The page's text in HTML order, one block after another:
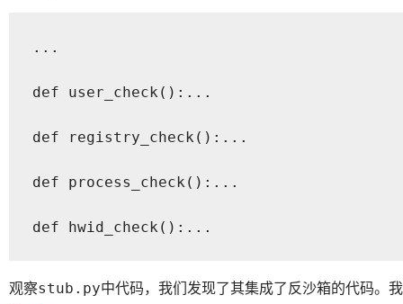
...
def user_check():...
def registry_check():...
def process_check():...
def hwid_check():...
观察stub.py中代码，我们发现了其集成了反沙箱的代码。